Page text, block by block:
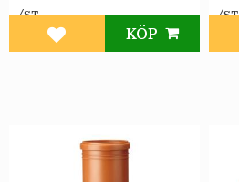
/ST
Lägg till i favoriter
KÖP
/ST